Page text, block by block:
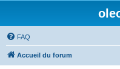
FAQ
Accueil du forum